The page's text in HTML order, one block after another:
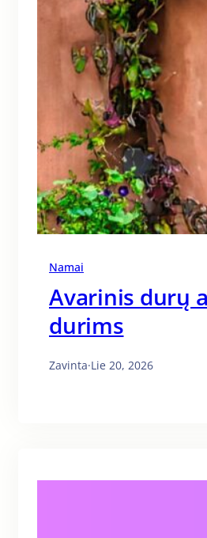
Namai
Avarinis durų
durims
Zavinta·Lie 20, 2026